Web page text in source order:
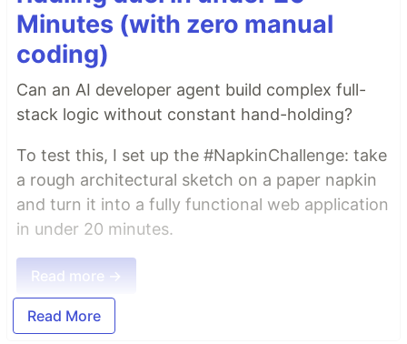
Minutes (with zero manual
coding)
Can an AI developer agent build complex full-
stack logic without constant hand-holding?
To test this, I set up the #NapkinChallenge: take
a rough architectural sketch on a paper napkin
and turn it into a fully functional web application
in under 20 minutes.
Read more →
Read More